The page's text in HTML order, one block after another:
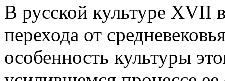
В русской культуре XVII
перехода от
особенность культуры